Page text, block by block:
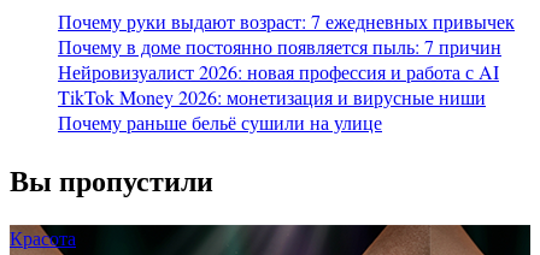
Почему руки выдают возраст: 7 ежедневных привычек
Почему в доме постоянно появляется пыль: 7 причин
Нейровизуалист 2026: новая профессия и работа с AI
TikTok Money 2026: монетизация и вирусные ниши
Почему раньше бельё сушили на улице
Вы пропустили
Красота